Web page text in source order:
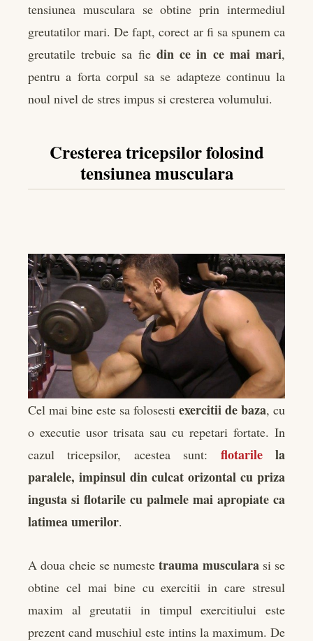
tensiunea musculara se obtine prin intermediul
greutatilor mari. De fapt, corect ar fi sa spunem ca
greutatile trebuie sa fie din ce in ce mai mari,
pentru a forta corpul sa se adapteze continuu la
noul nivel de stres impus si cresterea volumului.
Cresterea tricepsilor folosind
tensiunea musculara
Cel mai bine este sa folosesti exercitii de baza, cu
o executie usor trisata sau cu repetari fortate. In
cazul tricepsilor, acestea sunt: flotarilela
paralele, impinsul din culcat orizontal cu priza
ingusta si flotarile cu palmele mai apropiate ca
latimea umerilor.
A doua cheie se numestetrauma muscularasi se
obtine cel mai bine cu exercitii in care stresul
maxim al greutatii in timpul exercitiului este
prezent cand muschiul este intins la maximum. De